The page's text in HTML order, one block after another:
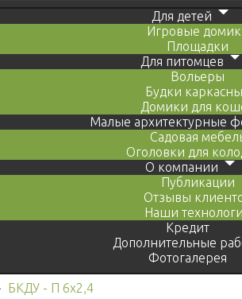
Для детей
Игровые
Площадки
Для питомцев
Вольеры
Будки
Домики для
Малые архитектурные
Садовая
Оголовки для
О компании
Публикации
Отзывы
Наши
Кредит
Дополнительные
Фотогалерея
БКДУ - П 6х2,4